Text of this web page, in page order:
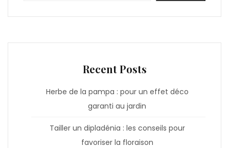
Recent Posts
Herbe de la pampa : pour un effet déco
garanti au jardin
Tailler un dipladénia : les conseils pour
favoriser la floraison